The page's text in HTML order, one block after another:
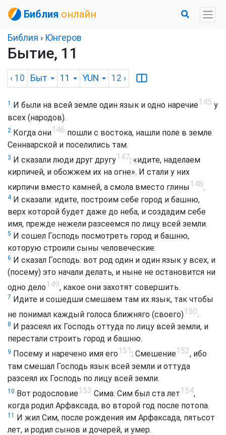
Библия онлайн
Библия › Юнгеров
Бытие, 11
‹ 10 Быт 11 YUN 12 ›
1 И были на всей земле один язык и одно наречие145 у
всех (народов).
2 Когда они146 пошли с востока, нашли поле в земле
Сеннаарской и поселились там.
3 И сказали люди друг другу147: «идите, наделаем
кирпичей, и обожжем их на огне». И стали у них
кирпичи вместо камней, а смола вместо глины148.
4И сказали: идите, построим себе город и башню,
верх которой будет даже до неба, и создадим себе
имя, прежде нежели разсеемся по лицу всей земли.
5 И сошел Господь посмотреть город и башню,
которую строили сыны человеческие.
6 И сказал Господь: вот род один и один язык у всех, и
(посему) это начали делать, и ныне не остановится ни
одно дело149, какое они захотят совершить.
7 Идите и сошедши смешаем там их язык, так чтобы
не понимал каждый голоса ближняго (своего)150.
8 И разсеял их Господь оттуда по лицу всей земли, и
перестали строить город и башню.
9 Посему и наречено имя его151 : Смешение152, ибо
там смешал Господь язык всей земли и оттуда
разсеял их Господь по лицу всей земли.
10 Вот родословие153 Сима: Сим был ста лет154,
когда родил Арфаксада, во второй год после потопа.
11 И жил Сим, после рождения им Арфаксада, пятьсот
лет, и родил сынов и дочерей, и умер.